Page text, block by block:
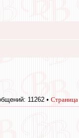
11262 • Страница